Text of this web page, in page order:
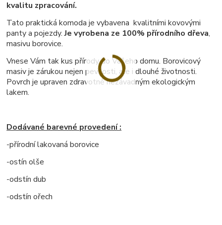
kvalitu zpracování.
Tato praktická komoda je vybavena kvalitními kovovými
panty a pojezdy.Je vyrobena ze 100% přírodního dřeva,
masivu borovice.
Vnese Vám tak kus přírody do Vašeho domu. Borovicový
masiv je zárukou nejen pevnosti, ale i dlouhé životnosti.
Povrch je upraven zdravotně nezávadným ekologickým
lakem.
Dodávané barevné provedení :
-přírodní lakovaná borovice
-ostín olše
-odstín dub
-odstín ořech